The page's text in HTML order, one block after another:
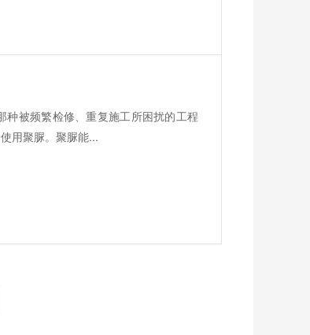
被频繁检修、重复施工所困扰的工程
用聚脲。聚脲能...